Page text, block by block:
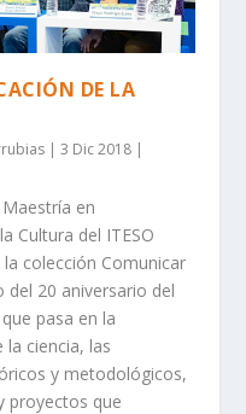
DE LA
|3 Dic 2018 |
en
Cultura del ITESO
colección Comunicar
del 20 aniversario del
pasa en la
la ciencia, las
y metodológicos,
proyectos que